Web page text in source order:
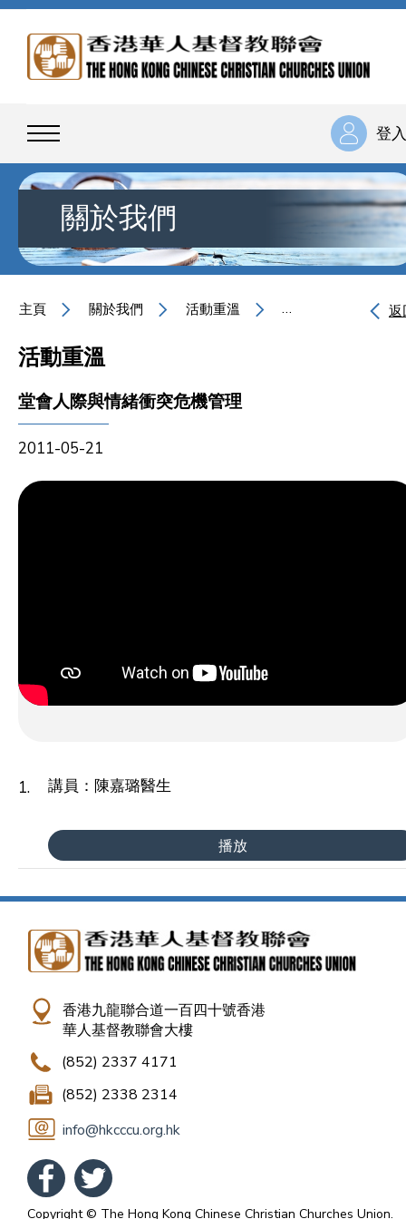
登入
關於我們
主頁 關於我們 活動重溫 堂會人際與情緒衝返
活動重溫
堂會人際與情緒衝突危機管理
2011-05-21
1. 講員：陳嘉璐醫生
播放
香港九龍聯合道一百四十號香港
華人基督教聯會大樓
(852) 2337 4171
(852) 2338 2314
info@hkcccu.org.hk
Copyright © The Hong Kong Chinese Christian Churches Union.